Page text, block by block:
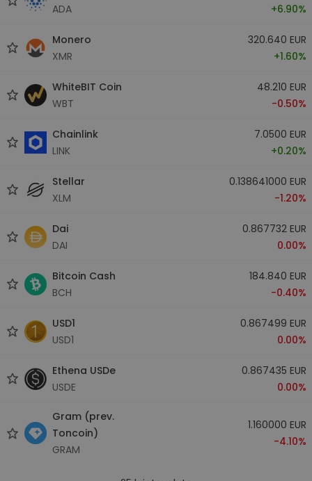
ADA
+6.90%
Monero
XMR
320.640 EUR
+1.60%
WhiteBIT Coin
WBT
48.210 EUR
-0.50%
Chainlink
LINK
7.0500 EUR
+0.20%
Stellar
XLM
0.138641000 EUR
-1.20%
Dai
DAI
0.867732 EUR
0.00%
Bitcoin Cash
BCH
184.840 EUR
-0.40%
USD1
USD1
0.867499 EUR
0.00%
Ethena USDe
USDE
0.867435 EUR
0.00%
Gram (prev.
Toncoin)
GRAM
1.160000 EUR
-4.10%